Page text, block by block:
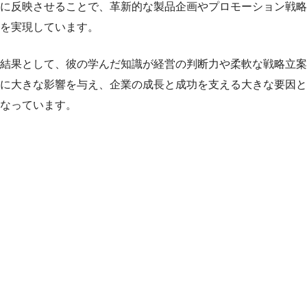
に反映させることで、革新的な製品企画やプロモーション戦略
を実現しています。
結果として、彼の学んだ知識が経営の判断力や柔軟な戦略立案
に大きな影響を与え、企業の成長と成功を支える大きな要因と
なっています。